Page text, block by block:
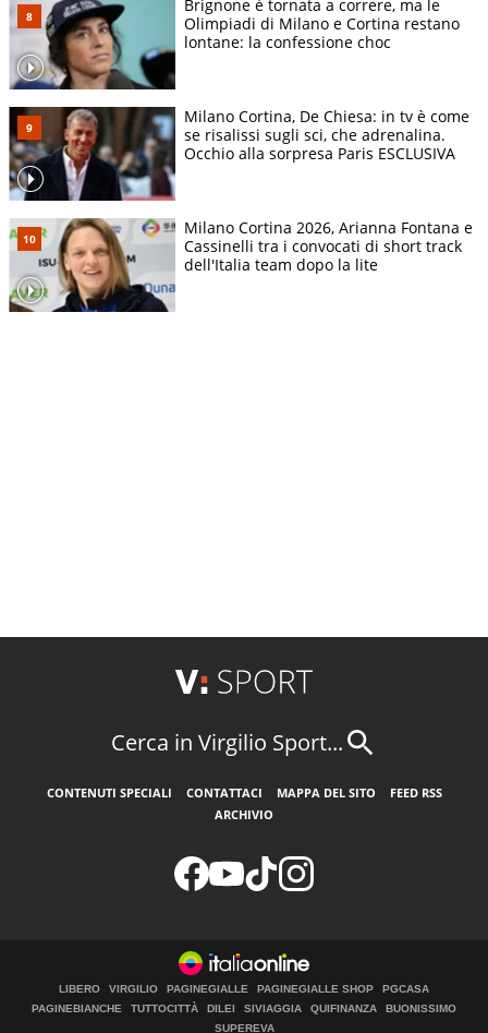
Brignone è tornata a correre, ma le
Olimpiadi di Milano e Cortina restano
lontane: la confessione choc
Milano Cortina, De Chiesa: in tv è come
se risalissi sugli sci, che adrenalina.
Occhio alla sorpresa Paris ESCLUSIVA
Milano Cortina 2026, Arianna Fontana e
Cassinelli tra i convocati di short track
dell'Italia team dopo la lite
Cerca in Virgilio Sport...
CONTENUTI SPECIALI CONTATTACI MAPPA DEL SITO
FEED RSS
ARCHIVIO
LIBERO VIRGILIO PAGINEGIALLE PAGINEGIALLE SHOP
PGCASA
PAGINEBIANCHE
TUTTOCITTÀ DILEI SIVIAGGIA QUIFINANZA
BUONISSIMO
SUPEREVA